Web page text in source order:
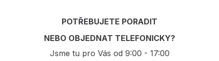
POTŘEBUJETE PORADIT
NEBO OBJEDNAT TELEFONICKY?
Jsme tu pro Vás od 9:00 - 17:00